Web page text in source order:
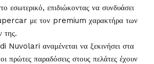
εσωτερικό, επιδιώκοντας να συνδυάσει
supercar με τον premium χαρακτήρα των
της.
Nuvolari αναμένεται να ξεκινήσει στα
πρώτες παραδόσεις στους πελάτες έχουν